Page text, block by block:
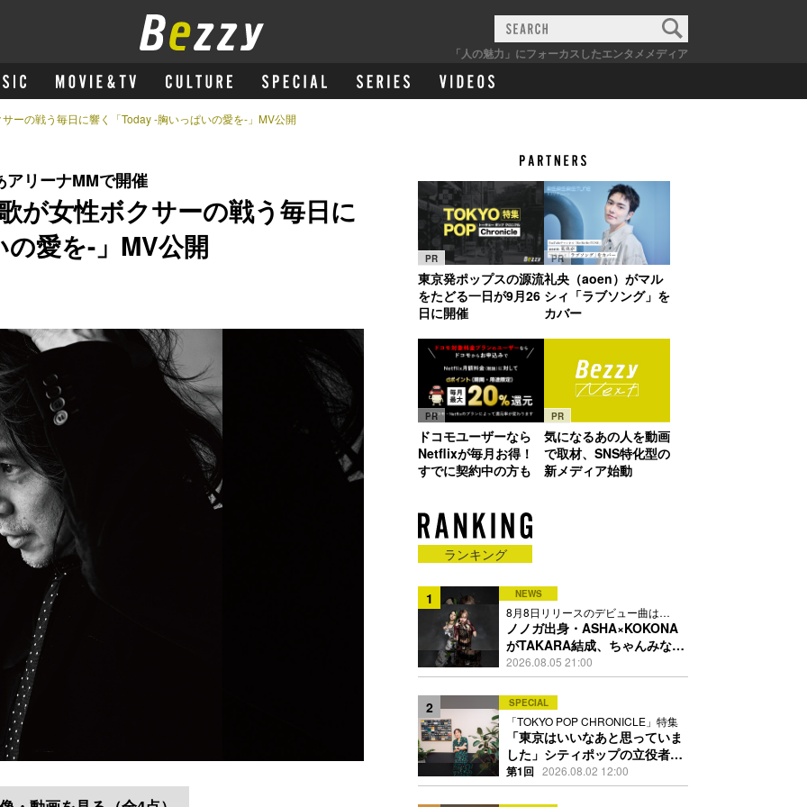
「人の魅力」にフォーカスしたエンタメメディア
ーの戦う毎日に響く「Today -胸いっぱいの愛を-」MV公開
リーナMMで開催
が女性ボクサーの戦う毎日に
愛を-」MV公開
PR
東京発ポップスの源流
をたどる一日が9月26
日に開催
PR
礼央（aoen）がマル
シィ「ラブソング」を
カバー
PR
ドコモユーザーなら
Netflixが毎月お得！
すでに契約中の方も
PR
気になるあの人を動画
で取材、SNS特化型の
新メディア始動
ランキング
1 NEWS
8月8日リリースのデビュー曲は
「Time is money」
ノノガ出身・ASHA×KOKONA
がTAKARA結成、ちゃんみな主
宰レーベル第2弾アーティスト
に
2026.08.05 21:00
2 SPECIAL
「TOKYO POP CHRONICLE」特集
「東京はいいなあと思っていま
した」シティポップの立役者・
伊藤銀次の名曲回想録
第1回 2026.08.02 12:00